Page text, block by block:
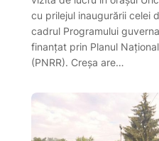
cu prilejul inaugurării celei
cadrul Programului
finanțat prin Planul
(PNRR). Creșa are…